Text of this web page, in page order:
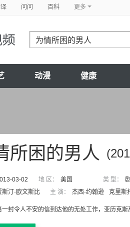
问问 百科 更多
动漫 健康
所困的男人
03-02 地 区： 美国 类 型：
斯汀·欧文斯比 主 演： 杰西·约翰逊 克里斯
一封令人不安的信到达他的无处工作，亚历克